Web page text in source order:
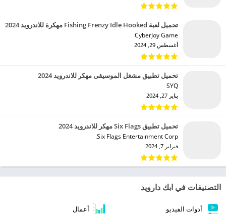
تحميل لعبة Fishing Frenzy Idle Hooked مهكرة للاندرويد 2024
CyberJoy Game‏
أغسطس 29, 2024
تحميل تطبيق مشغل الموسيقى مهكر للاندرويد 2024
SYQ‏
يناير 27, 2024
تحميل تطبيق Six Flags مهكر للاندرويد 2024
Six Flags Entertainment Corp.‏
فبراير 7, 2024
التصنيفات في ابك دارويد
أدوات الفيديو أعمال